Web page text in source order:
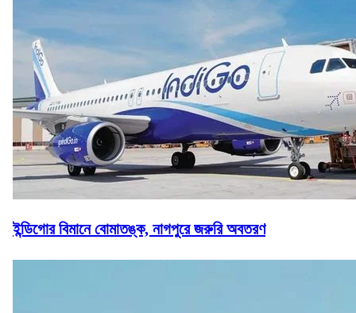
ইন্ডিগোর বিমানে বোমাতঙ্ক, নাগপুরে জরুরি অবতরণ